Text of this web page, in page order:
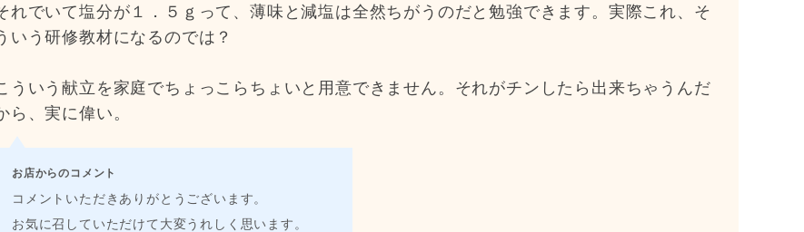
れでいて塩分が１．５ｇって、薄味と減塩は全然ちがうのだと勉強できます。実際これ、そ
いう研修教材になるのでは？
ういう献立を家庭でちょっこらちょいと用意できません。それがチンしたら出来ちゃうんだ
ら、実に偉い。
お店からのコメント
コメントいただきありがとうございます。
お気に召していただけて大変うれしく思います。